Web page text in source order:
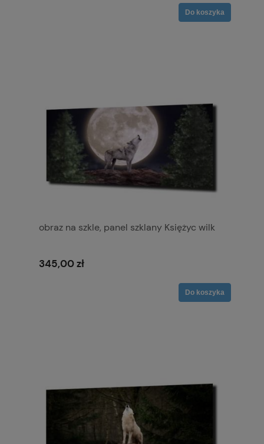
Do koszyka
obraz na szkle, panel szklany Księżyc wilk
345,00 zł
Do koszyka